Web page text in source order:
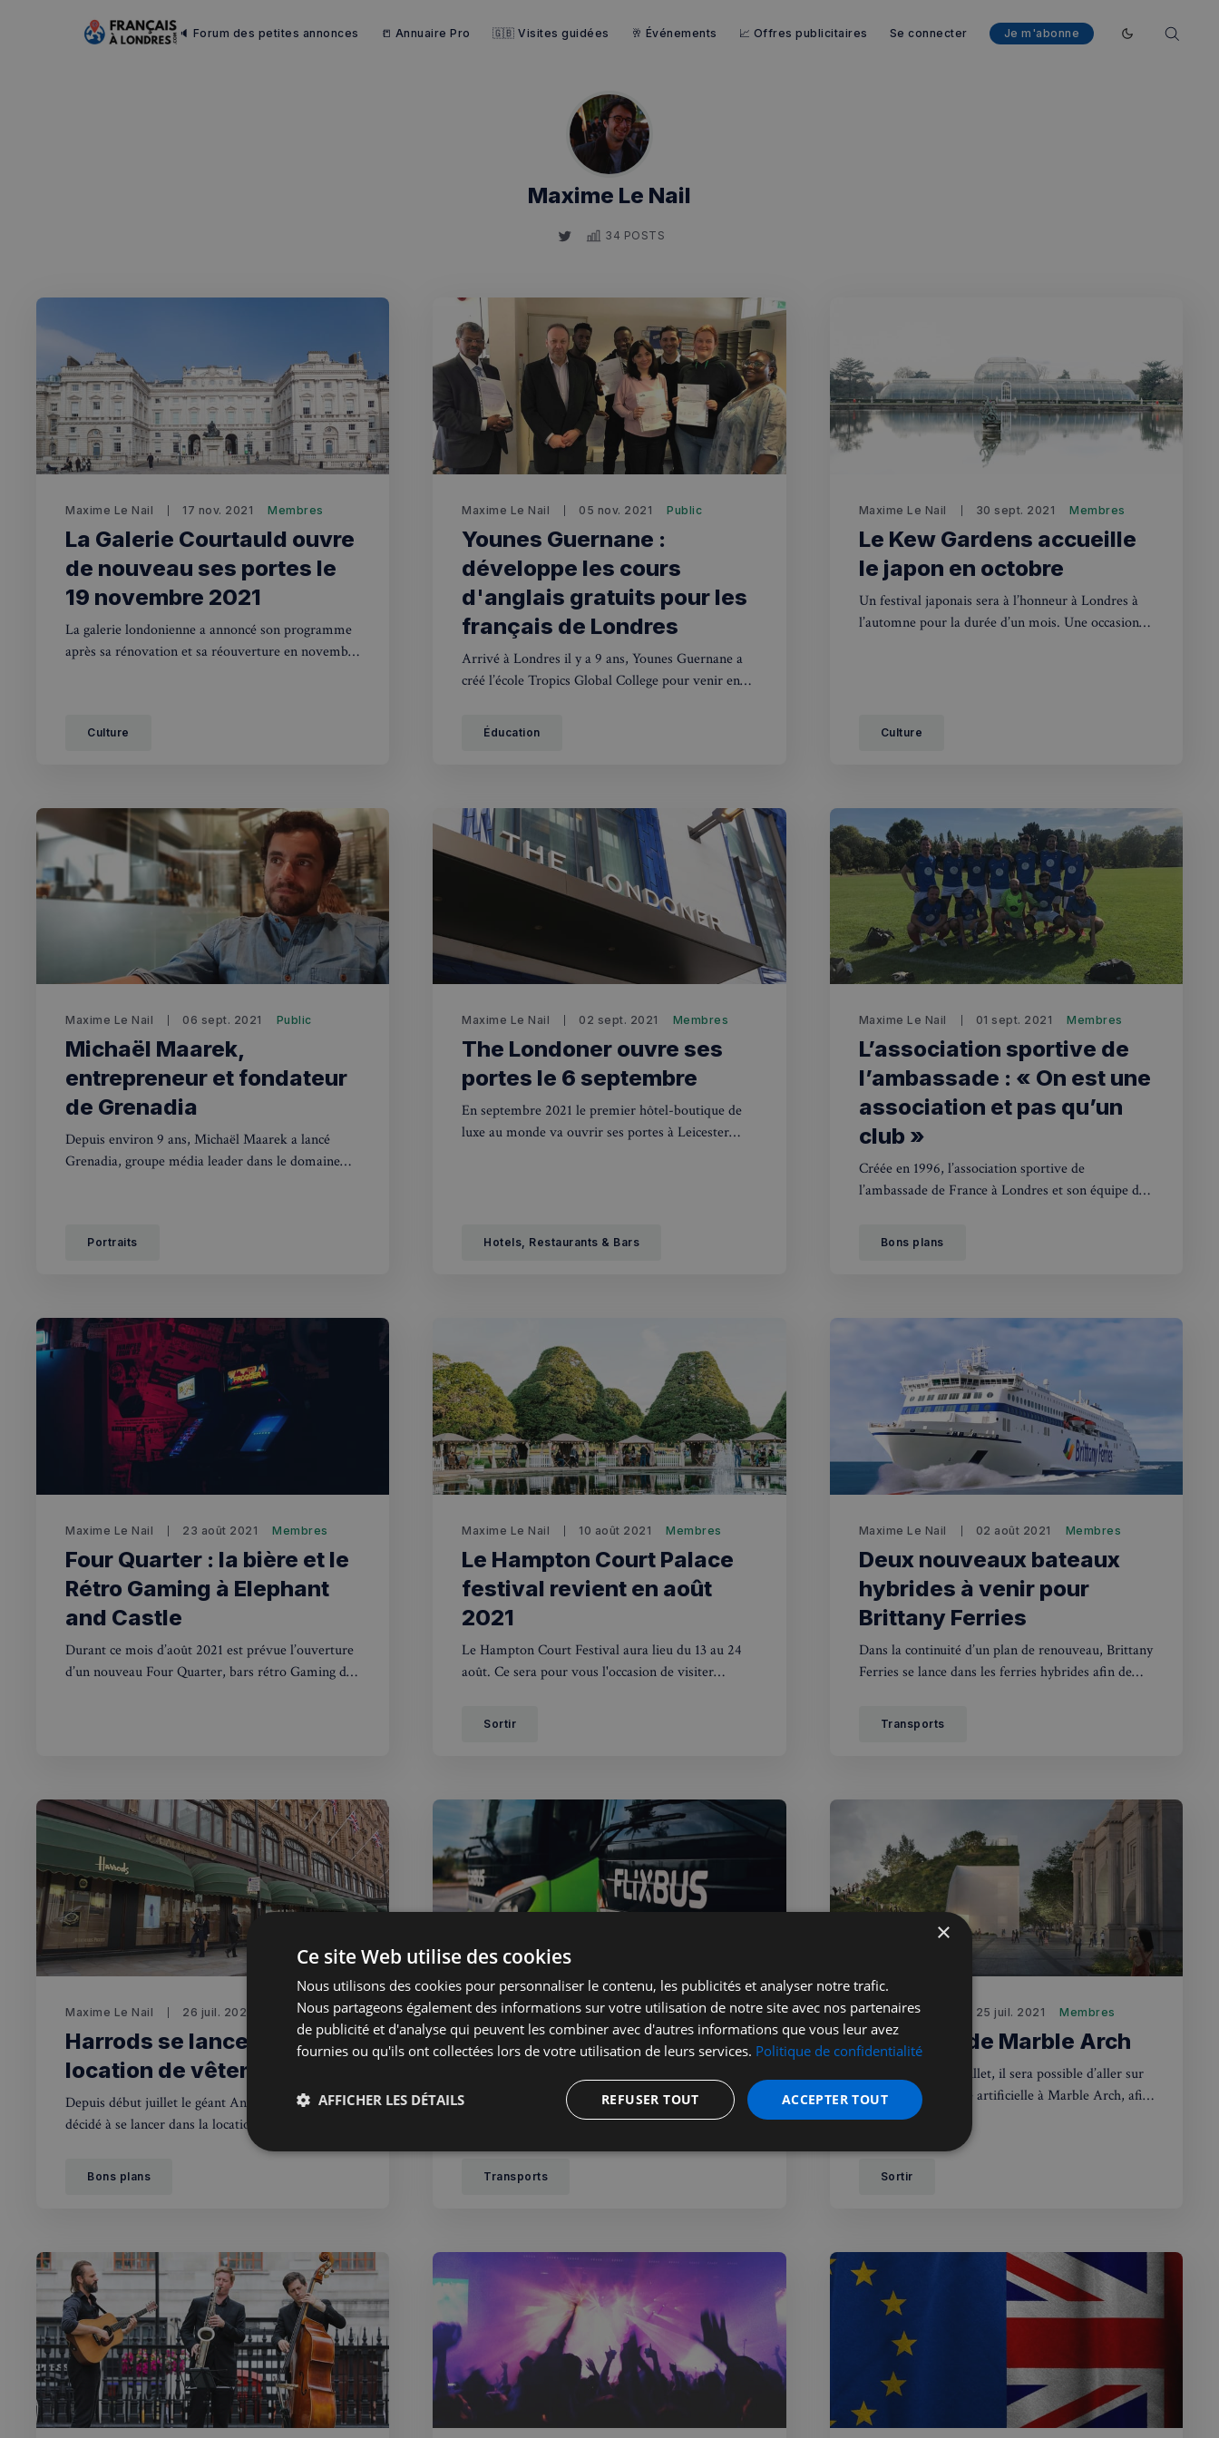
🔈 Forum des petites annonces 📒 Annuaire Pro 🇬🇧 Visites guidées 🥂 Événements 📈 Offres publicitaires Se connecter Je m'abonne
Enable dark mode
✨Chatbot IA
Rechercher dans Français à Londres - Magazine
fermer
Annuaire des professionnels
Visites guidées
Événements à venir
Maxime Le Nail
34 POSTS
Maxime Le Nail 17 nov. 2021 Membres
La Galerie Courtauld ouvre
de nouveau ses portes le
19 novembre 2021
La galerie londonienne a annoncé son programme
après sa rénovation et sa réouverture en novembre
Culture
Maxime Le Nail 05 nov. 2021 Public
Younes Guernane :
développe les cours
d'anglais gratuits pour les
français de Londres
Arrivé à Londres il y a 9 ans, Younes Guernane a
créé l’école Tropics Global College pour venir en
alternative.
Éducation
Maxime Le Nail 30 sept. 2021 Membres
Le Kew Gardens accueille
le japon en octobre
Un festival japonais sera à l’honneur à Londres à
l’automne pour la durée d’un mois. Une occasion
Culture
Maxime Le Nail 06 sept. 2021 Public
Michaël Maarek,
entrepreneur et fondateur
de Grenadia
Depuis environ 9 ans, Michaël Maarek a lancé
Grenadia, groupe média leader dans le domaine
Portraits
Maxime Le Nail 02 sept. 2021 Membres
The Londoner ouvre ses
portes le 6 septembre
En septembre 2021 le premier hôtel-boutique de
luxe au monde va ouvrir ses portes à Leicester
Hotels, Restaurants & Bars
Maxime Le Nail 01 sept. 2021 Membres
L’association sportive de
l’ambassade : « On est une
association et pas qu’un
club »
Créée en 1996, l’association sportive de
l’ambassade de France à Londres et son équipe de
volonté de résultat tout en alliant un esprit festif et
Bons plans
Maxime Le Nail 23 août 2021 Membres
Four Quarter : la bière et le
Rétro Gaming à Elephant
and Castle
Durant ce mois d’août 2021 est prévue l’ouverture
d’un nouveau Four Quarter, bars rétro Gaming de
Maxime Le Nail 10 août 2021 Membres
Le Hampton Court Palace
festival revient en août
2021
Le Hampton Court Festival aura lieu du 13 au 24
août. Ce sera pour vous l'occasion de visiter
Sortir
Maxime Le Nail 02 août 2021 Membres
Deux nouveaux bateaux
hybrides à venir pour
Brittany Ferries
Dans la continuité d’un plan de renouveau, Brittany
Ferries se lance dans les ferries hybrides afin de
Transports
Maxime Le Nail 26 juil. 2021 Membres
Harrods se lance dans la
location de vêtements
Depuis début juillet le géant Anglais Harrods s’est
décidé à se lancer dans la location de vêtements et
rejoint ainsi grand nombre d’enseignes.
Bons plans
Maxime Le Nail 26 juil. 2021 Membres
FlixBus étend son réseau à
Depuis le 15 juillet, l’entreprise Flixbus a fortement
augmenté son réseau et son offre à travers le
Transports
Maxime Le Nail 25 juil. 2021 Membres
La colline de Marble Arch
À partir de la fin juillet, il sera possible d’aller sur
une nouvelle colline artificielle à Marble Arch, afin
d’y admirer la vue et prendre de belles photos
Sortir
×
Ce site Web utilise des cookies
Nous utilisons des cookies pour personnaliser le contenu, les publicités et analyser notre trafic.
Nous partageons également des informations sur votre utilisation de notre site avec nos partenaires
de publicité et d'analyse qui peuvent les combiner avec d'autres informations que vous leur avez
fournies ou qu'ils ont collectées lors de votre utilisation de leurs services. Politique de confidentialité
ACCEPTER TOUT
REFUSER TOUT
AFFICHER LES DÉTAILS
Strictement
Performance Ciblage Fonctionnalité
Strictement nécessaires Performance Ciblage Fonctionnalité
Les cookies strictement nécessaires habilitent des fonctionnalités de base du site Web telles que la connexion des utilisateurs et
la gestion des comptes. Le site Web ne peut pas être utilisé correctement sans les cookies strictement nécessaires.
Nom
Fournisseur
Domaine
Expiration Description
_px3
Wix.com, Inc.
.stripecdn.com
27
Ce cookie est utilisé à des fins de sécurité, pour détecter
les visiteurs malveillants sur le site et minimiser le